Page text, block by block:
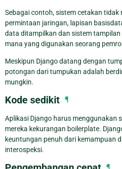
Sebagai contoh, sistem cetakan tidak
permintaan jaringan, lapisan
data ditampilkan dan sistem
mana yang digunakan seorang
Meskipun Django datang dengan
potongan dari tumpukan adalah
mungkin.
Kode sedikit ¶
Aplikasi Django harus menggunakan
mereka kekurangan boilerplate.
keuntungan penuh dari kemampuan
interospeksi.
¶